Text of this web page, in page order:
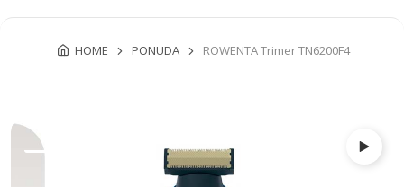
HOME PONUDA ROWENTA Trimer TN6200F4